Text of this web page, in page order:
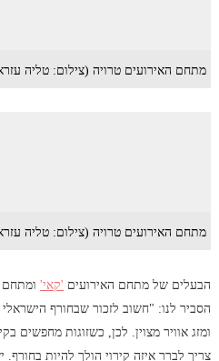
מתחם האירועים טרויה (צילום: טליה
מתחם האירועים טרויה (צילום: טליה
הבעלים של מתחם האירועים 'קאי'ומתחם
הסביר לנו: "חשוב לזכור שבחורף
ומזג אוויר מצוין. לכן, כשזוגות מחפשים
צריך לברר איזה קירוי הולך להיות